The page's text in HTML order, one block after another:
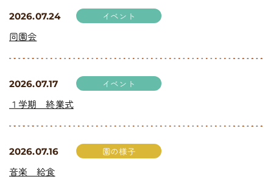
2026.07.24 イベント
同園会
2026.07.17 イベント
１学期 終業式
2026.07.16 園の様子
音楽 給食